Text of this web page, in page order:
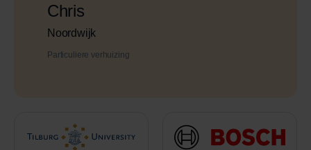
Chris
Noordwijk
Particuliere verhuizing